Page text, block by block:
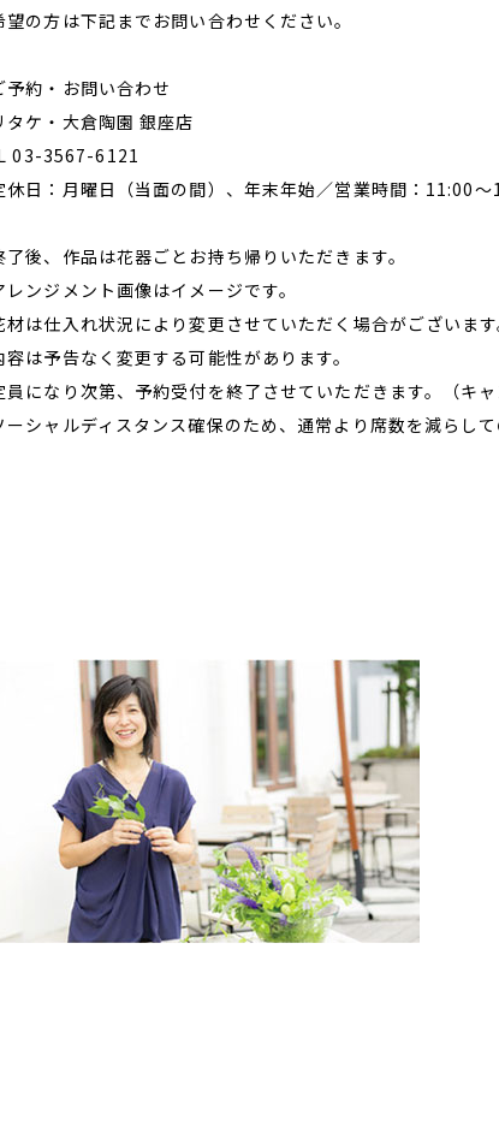
望の方は下記までお問い合わせください。
約・お問い合わせ
タケ・大倉陶園 銀座店
03-3567-6121
休日：月曜日（当面の間）、年末年始／営業時間：11:00～
後、作品は花器ごとお持ち帰りいただきます。
ンジメント画像はイメージです。
は仕入れ状況により変更させていただく場合がございます
は予告なく変更する可能性があります。
になり次第、予約受付を終了させていただきます。（キャ
シャルディスタンス確保のため、通常より席数を減らして